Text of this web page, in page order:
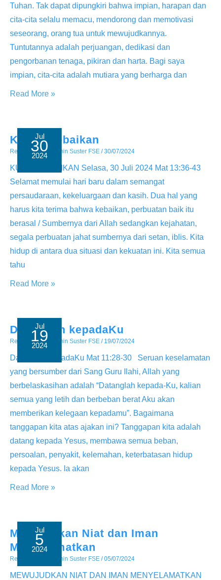
Tuhan. Tak dapat dipungkiri bahwa impian, harapan dan
cita-cita selalu memacu, mendorong dan memotivasi
seseorang, orang tua untuk mewujudkannya.
Tuntutannya adalah perjuangan, dedikasi dan
pengorbanan tenaga, pikiran dan harta. Bagi saya
impian, cita-cita adalah mutiara yang berharga dan
Harta
Read More »
Jul
30
2024
Kuasa Kebaikan
Renungan/ By Admin Suster FSE /30/07/2024
KUASA KEBAIKAN Selasa, 30 Juli 2024 Mat 13:36-43
Selamat memulai hari baru dalam semangat
persaudaraan, kekeluargaan dan kasih. Dua hal yang
harus kita terima bahwa kebaikan, perbuatan baik itu
berasal / Sumbernya dari Allah sedangkan kejahatan,
segala perbuatan jahat sumbernya dari setan, iblis. Kita
hidup di antara dua situasi dan kekuatan ini. Kita semua
tahu
Kuasa
Read More »
Jul
19
2024
Datanglah kepadaKu
Renungan/ By Admin Suster FSE / 19/07/2024
Datanglah kepadaKu Mat 11:28-30 Seruan keselamatan
yang bersumber dari Sang Guru Ilahi, Allah yang
berbelaskasihan adalah “Datanglah kepada-Ku, kalian
semua yang letih dan berbeban berat Aku akan
memberikan kelegaan kepadamu”. Bagaimana
tanggapan kita atas ajakan ini? Tanggapan kita adalah
datang kepada Yesus, membawa semua beban,
persoalan, penyakit, kelemahan, keterbatasan hidup
kepada Yesus. Ia akan
Datanglah
Read More »
Jul
5
2024
Mewujudkan Niat dan Iman
Menyelamatkan
Renungan Admin Suster FSE /05/07/2024
MEWUJUDKAN NIAT DAN IMAN MENYELAMATKAN